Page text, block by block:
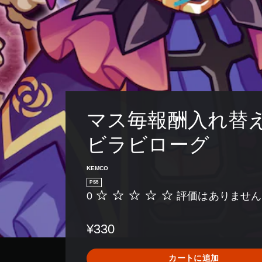
マス毎報酬入れ替
ビラビローグ
KEMCO
PS5
評
あ
ま
0 評価はありません
¥330
カートに追加